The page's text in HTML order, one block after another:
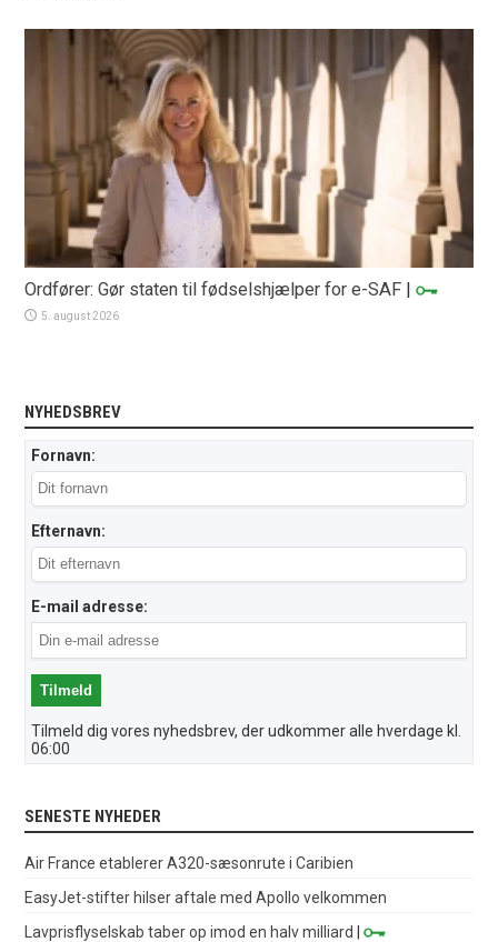
Ordfører: Gør staten til fødselshjælper for e-SAF |
5. august 2026
NYHEDSBREV
Fornavn:
Efternavn:
E-mail adresse:
Tilmeld dig vores nyhedsbrev, der udkommer alle hverdage kl.
06:00
SENESTE NYHEDER
Air France etablerer A320-sæsonrute i Caribien
EasyJet-stifter hilser aftale med Apollo velkommen
Lavprisflyselskab taber op imod en halv milliard
|